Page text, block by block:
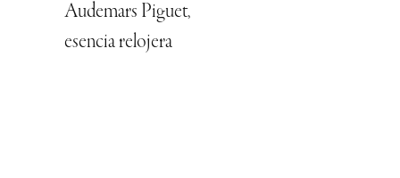
Audemars Piguet,
esencia relojera